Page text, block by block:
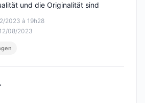
2023 à 19h28
08/2023
und die Originalität sind
5